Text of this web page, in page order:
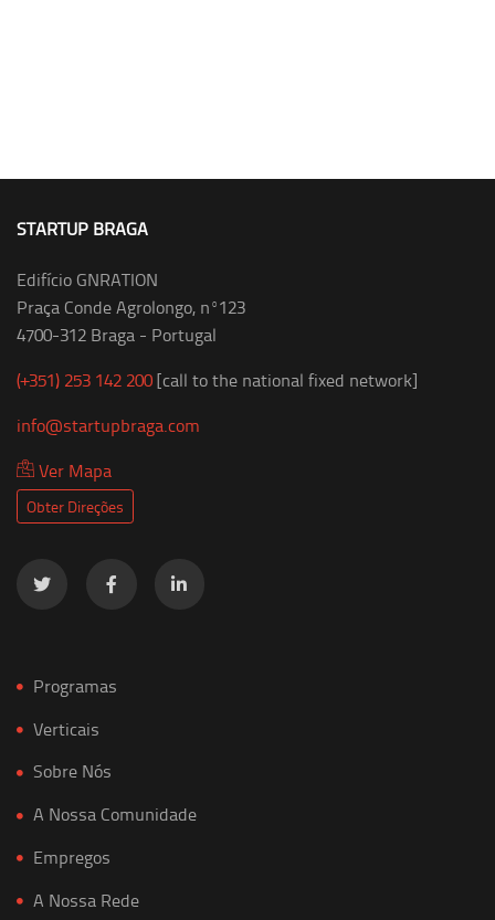
STARTUP BRAGA
Edifício GNRATION
Praça Conde Agrolongo, nº123
4700-312 Braga - Portugal
(+351) 253 142 200[call to the national fixed network]
info@startupbraga.com
Ver Mapa
Obter Direções
Programas
Verticais
Sobre Nós
A Nossa Comunidade
Empregos
A Nossa Rede